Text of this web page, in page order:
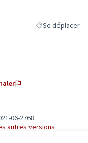
Filtrer les
Se déplacer
06-2768
autres versions